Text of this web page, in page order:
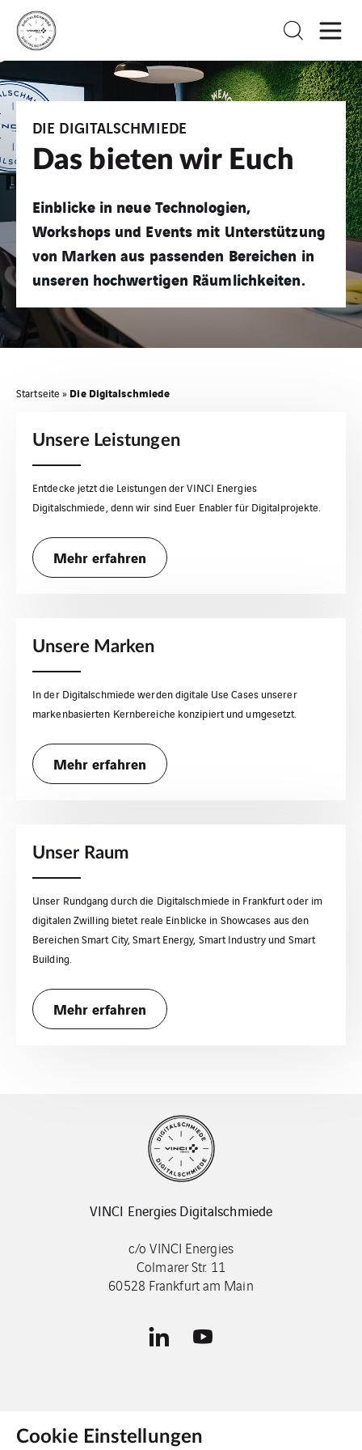
DIE DIGITALSCHMIEDE
Das bieten wir Euch
Einblicke in neue Technologien,
Workshops und Events mit Unterstützung
von Marken aus passenden Bereichen in
unseren hochwertigen Räumlichkeiten.
Startseite » Die Digitalschmiede
Unsere Leistungen
Entdecke jetzt die Leistungen der VINCI Energies
Digitalschmiede, denn wir sind Euer Enabler für Digitalprojekte.
Mehr erfahren
Unsere Marken
In der Digitalschmiede werden digitale Use Cases unserer
markenbasierten Kernbereiche konzipiert und umgesetzt.
Mehr erfahren
Unser Raum
Unser Rundgang durch die Digitalschmiede in Frankfurt oder im
digitalen Zwilling bietet reale Einblicke in Showcases aus den
Bereichen Smart City, Smart Energy, Smart Industry und Smart
Building.
Mehr erfahren
VINCI Energies Digitalschmiede
c/o VINCI Energies
Colmarer Str. 11
60528 Frankfurt am Main
Cookie Einstellungen